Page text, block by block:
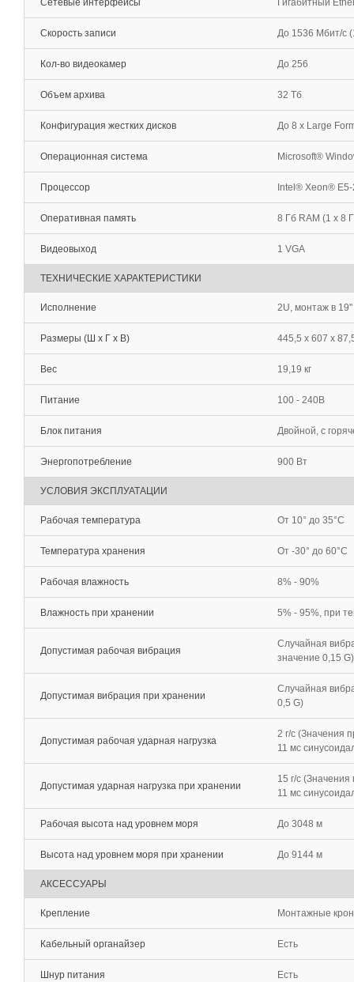
Сетевые интерфейсы Гигабитный
Скорость записи До 1536 Мбит/с
Кол-во видеокамер До 256
Объем архива 32 Тб
Конфигурация жестких дисков До 8 x Large
Операционная система Microsoft®
Процессор Intel® Xeon®
Оперативная память 8 Гб RAM (1 x 8
Видеовыход 1 VGA
ТЕХНИЧЕСКИЕ ХАРАКТЕРИСТИКИ
Исполнение 2U, монтаж в 19"
Размеры (Ш х Г х В) 445,5 х 607 х
Вес 19,19 кг
Питание 100 - 240В
Блок питания Двойной, с
Энергопотребление 900 Вт
УСЛОВИЯ ЭКСПЛУАТАЦИИ
Рабочая температура От 10° до 35°C
Температура хранения От -30° до 60°C
Рабочая влажность 8% - 90%
Влажность при хранении 5% - 95%, при
Допустимая рабочая вибрация
Случайная
значение 0,15 G)
Допустимая вибрация при хранении
Случайная
0,5 G)
Допустимая рабочая ударная нагрузка
2 г/с (Значения
11 мс
Допустимая ударная нагрузка при хранении
15 г/с (Значения
11 мс
Рабочая высота над уровнем моря До 3048 м
Высота над уровнем моря при хранении До 9144 м
АКСЕССУАРЫ
Крепление Монтажные
Кабельный органайзер Есть
Шнур питания Есть